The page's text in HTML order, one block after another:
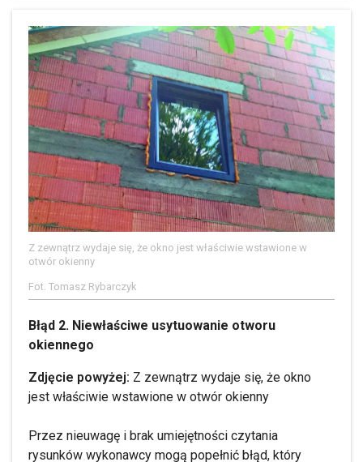
Z zewnątrz wydaje się, że okno jest właściwie wstawione w
otwór okienny
Fot. Tomasz Rybarczyk
Błąd 2. Niewłaściwe usytuowanie otworu
okiennego
Zdjęcie powyżej: Z zewnątrz wydaje się, że okno
jest właściwie wstawione w otwór okienny
Przez nieuwagę i brak umiejętności czytania
rysunków wykonawcy mogą popełnić błąd, który